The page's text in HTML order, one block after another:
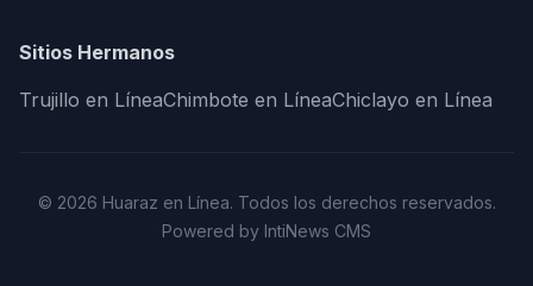
Sitios Hermanos
Trujillo en LíneaChimbote en LíneaChiclayo en Línea
© 2026 Huaraz en Línea. Todos los derechos reservados.
Powered by IntiNews CMS